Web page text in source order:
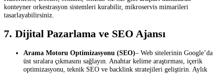
konteyner orkestrasyon sistemleri kurabilir, mikroservis mimarileri
tasarlayabilirsiniz.
7. Dijital Pazarlama ve SEO Ajansı
Arama Motoru Optimizasyonu (SEO)– Web sitelerinin Google’da
üst sıralara çıkmasını sağlayın. Anahtar kelime araştırması, içerik
optimizasyonu, teknik SEO ve backlink stratejileri geliştirin. Aylık